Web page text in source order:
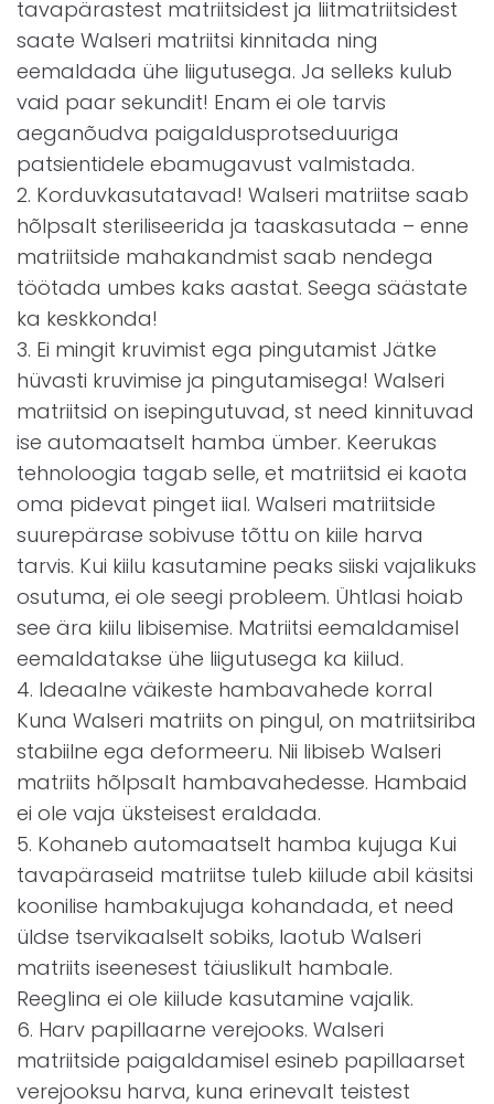
tavapärastest matriitsidest ja liitmatriitsidest
saate Walseri matriitsi kinnitada ning
eemaldada ühe liigutusega. Ja selleks kulub
vaid paar sekundit! Enam ei ole tarvis
aeganõudva paigaldusprotseduuriga
patsientidele ebamugavust valmistada.
2. Korduvkasutatavad! Walseri matriitse saab
hõlpsalt steriliseerida ja taaskasutada – enne
matriitside mahakandmist saab nendega
töötada umbes kaks aastat. Seega säästate
ka keskkonda!
3. Ei mingit kruvimist ega pingutamist Jätke
hüvasti kruvimise ja pingutamisega! Walseri
matriitsid on isepingutuvad, st need kinnituvad
ise automaatselt hamba ümber. Keerukas
tehnoloogia tagab selle, et matriitsid ei kaota
oma pidevat pinget iial. Walseri matriitside
suurepärase sobivuse tõttu on kiile harva
tarvis. Kui kiilu kasutamine peaks siiski vajalikuks
osutuma, ei ole seegi probleem. Ühtlasi hoiab
see ära kiilu libisemise. Matriitsi eemaldamisel
eemaldatakse ühe liigutusega ka kiilud.
4. Ideaalne väikeste hambavahede korral
Kuna Walseri matriits on pingul, on matriitsiriba
stabiilne ega deformeeru. Nii libiseb Walseri
matriits hõlpsalt hambavahedesse. Hambaid
ei ole vaja üksteisest eraldada.
5. Kohaneb automaatselt hamba kujuga Kui
tavapäraseid matriitse tuleb kiilude abil käsitsi
koonilise hambakujuga kohandada, et need
üldse tservikaalselt sobiks, laotub Walseri
matriits iseenesest täiuslikult hambale.
Reeglina ei ole kiilude kasutamine vajalik.
6. Harv papillaarne verejooks. Walseri
matriitside paigaldamisel esineb papillaarset
verejooksu harva, kuna erinevalt teistest